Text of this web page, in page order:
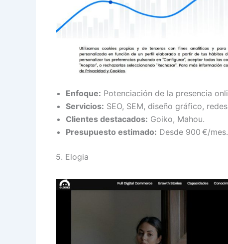
Enfoque: Potenciación de la presencia
Servicios: SEO, SEM, diseño gráfico,
Clientes destacados: Goiko, Mahou.
Presupuesto estimado: Desde 900 €/mes.
5. Elogia